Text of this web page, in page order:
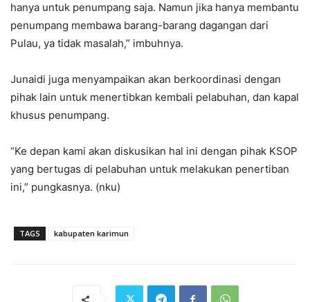
hanya untuk penumpang saja. Namun jika hanya membantu
penumpang membawa barang-barang dagangan dari
Pulau, ya tidak masalah,” imbuhnya.
Junaidi juga menyampaikan akan berkoordinasi dengan
pihak lain untuk menertibkan kembali pelabuhan, dan kapal
khusus penumpang.
“Ke depan kami akan diskusikan hal ini dengan pihak KSOP
yang bertugas di pelabuhan untuk melakukan penertiban
ini,” pungkasnya. (nku)
TAGS kabupaten karimun